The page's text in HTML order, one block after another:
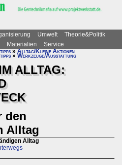
Umwelt
Theorie&Politik
Materialien
Service
»Alltag/Kleine Aktionen
» Werkzeuge/Ausstattung
ALLTAG:
den
Alltag
Alltag